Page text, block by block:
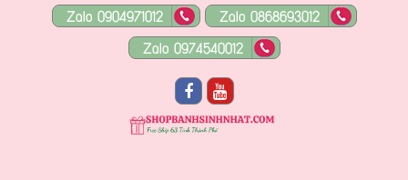
Zalo 0904971012
Zalo 0868693012
Zalo 0974540012